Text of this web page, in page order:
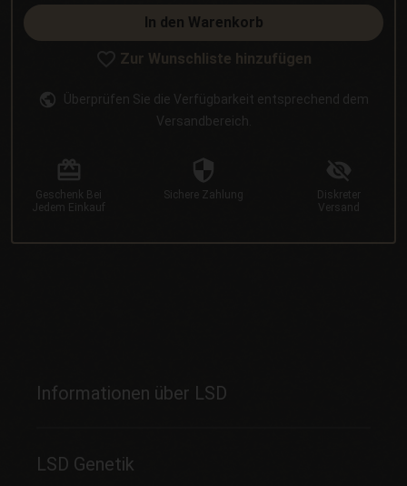
In den Warenkorb
Zur Wunschliste hinzufügen
Überprüfen Sie die Verfügbarkeit entsprechend dem
Versandbereich.
Geschenk Bei
Jedem Einkauf
Sichere Zahlung
Diskreter
Versand
Informationen über LSD
LSD Genetik